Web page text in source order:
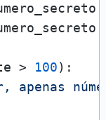
> 100):
apenas